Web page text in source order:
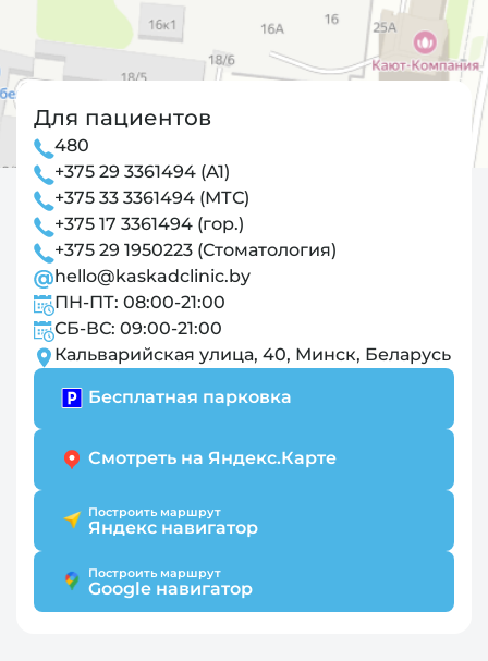
Для пациентов
480
+375 29 3361494 (А1)
+375 33 3361494 (МТС)
+375 17 3361494 (гор.)
+375 29 1950223 (Стоматология)
hello@kaskadclinic.by
ПН-ПТ: 08:00-21:00
СБ-ВС: 09:00-21:00
Кальварийская улица, 40, Минск, Беларусь
Бесплатная парковка
Смотреть на Яндекс.Карте
Построить маршрут
Яндекс навигатор
Построить маршрут
Google навигатор